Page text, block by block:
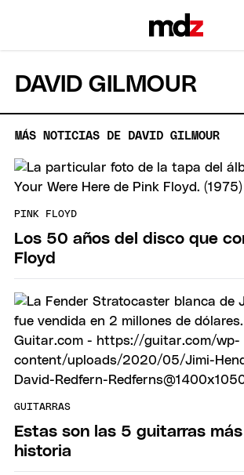
DAVID GILMOUR
MÁS NOTICIAS DE DAVID GILMOUR
PINK FLOYD
Los 50 años del disco que
Floyd
GUITARRAS
Estas son las 5 guitarras
historia